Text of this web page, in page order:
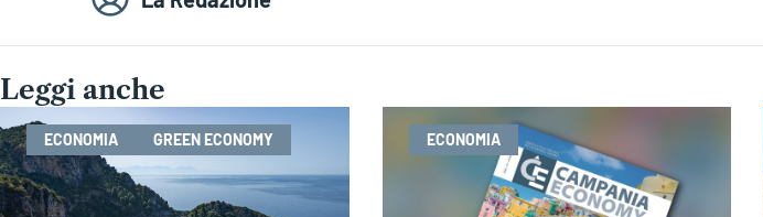
Leggi anche
ECONOMIA GREEN ECONOMY ECONOMIA